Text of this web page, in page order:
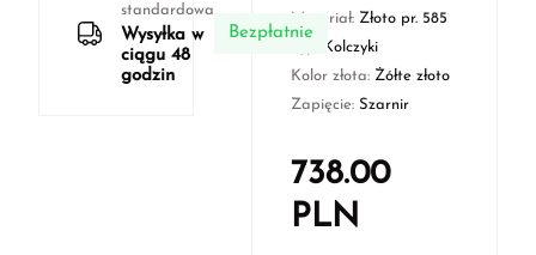
standardowa
Wysyłka w
ciągu 48
godzin
Bezpłatnie
Materiał: Złoto pr. 585
Kolczyki
Kolor złota: Żółte złoto
Zapięcie: Szarnir
738.00
PLN